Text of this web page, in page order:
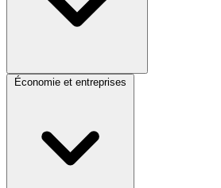
Économie et entreprises